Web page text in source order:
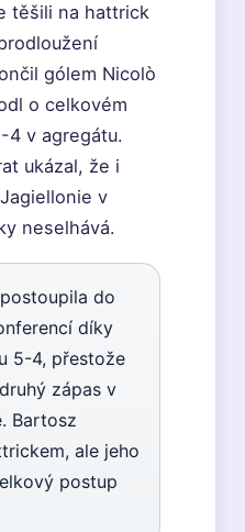
těšili na hattrick
gólem Nicolò
o celkovém
v agregátu.
ukázal, že i
v
neselhává.
do
díky
5-4, přestože
zápas v
Bartosz
ale jeho
postup